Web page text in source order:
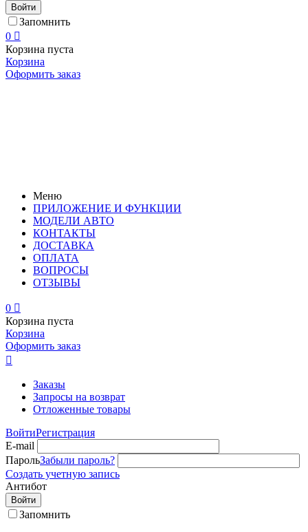
Войти
Запомнить
0 
Корзина пуста
Корзина
Оформить заказ
Меню
ПРИЛОЖЕНИЕ И ФУНКЦИИ
МОДЕЛИ АВТО
КОНТАКТЫ
ДОСТАВКА
ОПЛАТА
ВОПРОСЫ
ОТЗЫВЫ
0 
Корзина пуста
Корзина
Оформить заказ

Заказы
Запросы на возврат
Отложенные товары
ВойтиРегистрация
E-mail
ПарольЗабыли пароль?
Создать учетную запись
Антибот
Войти
Запомнить